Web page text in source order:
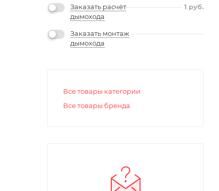
Заказать расчёт
дымохода
1 руб.
Заказать монтаж
дымохода
Все товары категории
Все товары бренда